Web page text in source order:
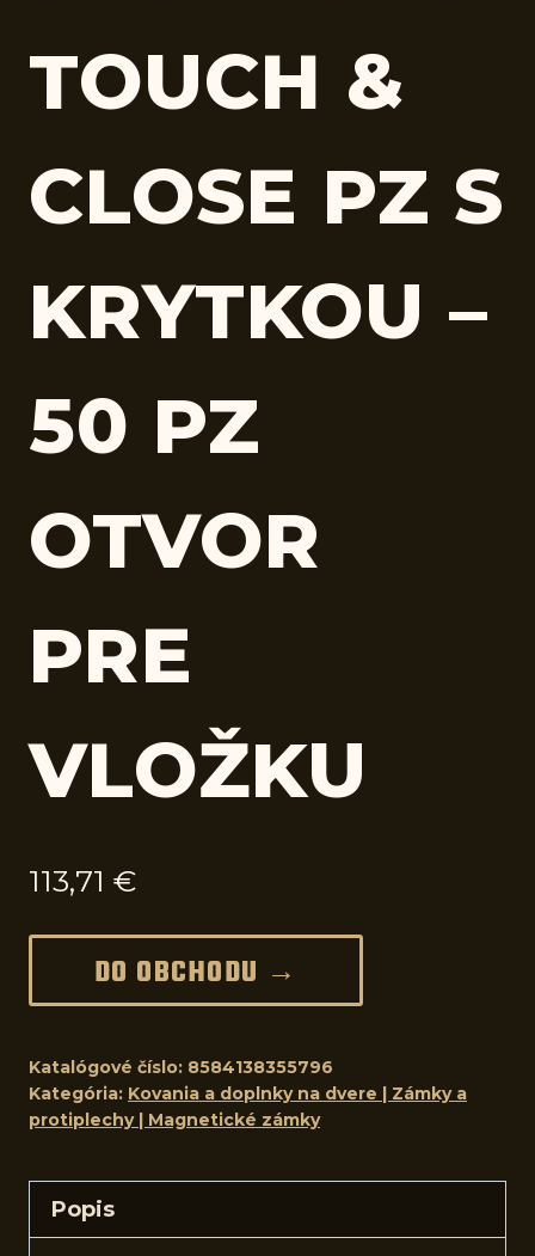
TOUCH &
CLOSE PZ S
KRYTKOU –
50 PZ
OTVOR
PRE
VLOŽKU
113,71 €
DO OBCHODU →
Katalógové číslo: 8584138355796
Kategória: Kovania a doplnky na dvere | Zámky a
protiplechy | Magnetické zámky
Popis